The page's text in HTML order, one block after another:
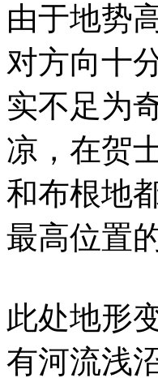
由于地势
对方向十
实不足为
凉，在贺
和布根地
最高位置
此处地形
有河流浅